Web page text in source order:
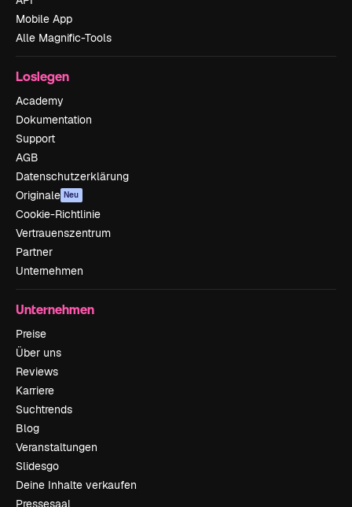
Mobile App
Alle Magnific-Tools
Loslegen
Academy
Dokumentation
Support
AGB
Datenschutzerklärung
Originale Neu
Cookie-Richtlinie
Vertrauenszentrum
Partner
Unternehmen
Unternehmen
Preise
Über uns
Reviews
Karriere
Suchtrends
Blog
Veranstaltungen
Slidesgo
Deine Inhalte verkaufen
Pressesaal